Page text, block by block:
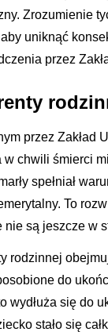
Zrozumienie
uniknąć
przez
przez Zakład
chwili śmierci
spełniał
To
są jeszcze w
rodzinnej
do
wydłuża się do
stało się